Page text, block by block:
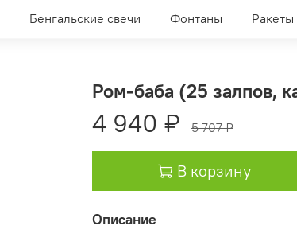
Бенгальские свечи Фонтаны Ракеты
Ром-баба (25 залпов,
4 940 ₽ 5 707 ₽
В корзину
Описание